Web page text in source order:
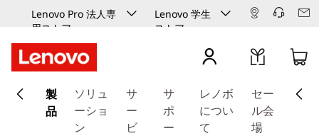
Lenovo Pro 法人専
用ストア
Lenovo 学生
ストア
イ
製
品
ソリュ
ーショ
ン
サ
ー
ビ
サ
ポ
ー
レノボ
につい
て
セー
ル会
場